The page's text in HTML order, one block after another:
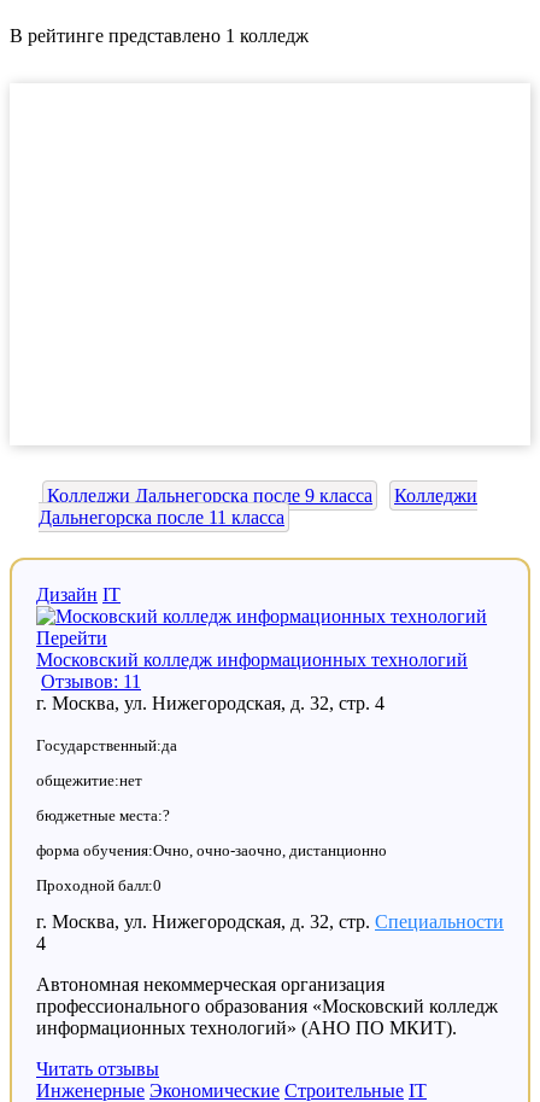
В рейтинге представлено 1 колледж
Колледжи Дальнегорска после 9 класса
Колледжи
Дальнегорска после 11 класса
Дизайн IT
Перейти
Московский колледж информационных технологий
Отзывов: 11
г. Москва, ул. Нижегородская, д. 32, стр. 4
Государственный:да
общежитие:нет
бюджетные места:?
форма обучения:Очно, очно-заочно, дистанционно
Проходной балл:0
Специальности
г. Москва, ул. Нижегородская, д. 32, стр.
4
Автономная некоммерческая организация
профессионального образования «Московский колледж
информационных технологий» (АНО ПО МКИТ).
Читать отзывы
Инженерные Экономические Строительные IT